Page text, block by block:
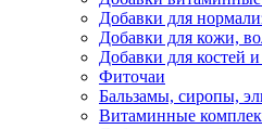
Добавки для
Добавки для кожи,
Добавки для костей и
Фиточаи
Бальзамы, сиропы,
Витаминные